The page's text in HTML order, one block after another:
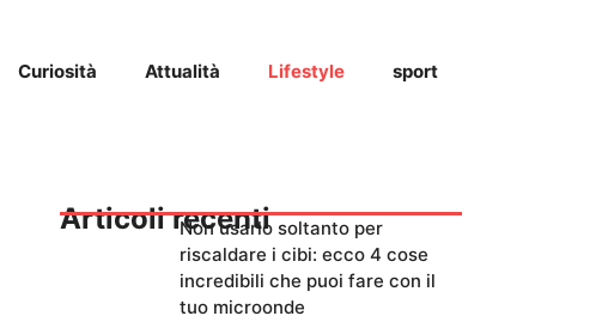
Curiosità Attualità Lifestyle sport
Articoli recentiNon usarlo soltanto per
riscaldare i cibi: ecco 4 cose
incredibili che puoi fare con il
tuo microonde